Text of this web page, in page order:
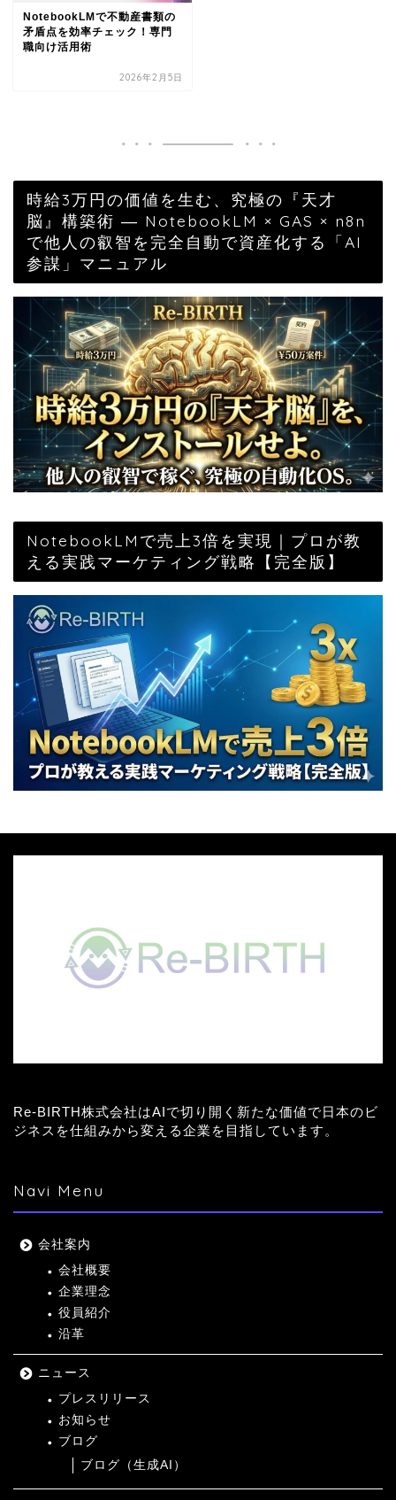
NotebookLMで不動産書類の
矛盾点を効率チェック！専門
職向け活用術
2026年2月5日
時給3万円の価値を生む、究極の『天才
脳』構築術 ― NotebookLM × GAS × n8n
で他人の叡智を完全自動で資産化する「AI
参謀」マニュアル
NotebookLMで売上3倍を実現｜プロが教
える実践マーケティング戦略【完全版】
Re-BIRTH株式会社はAIで切り開く新たな価値で日本のビ
ジネスを仕組みから変える企業を目指しています。
Navi Menu
会社案内
会社概要
企業理念
役員紹介
沿革
ニュース
プレスリリース
お知らせ
ブログ
ブログ（生成AI）